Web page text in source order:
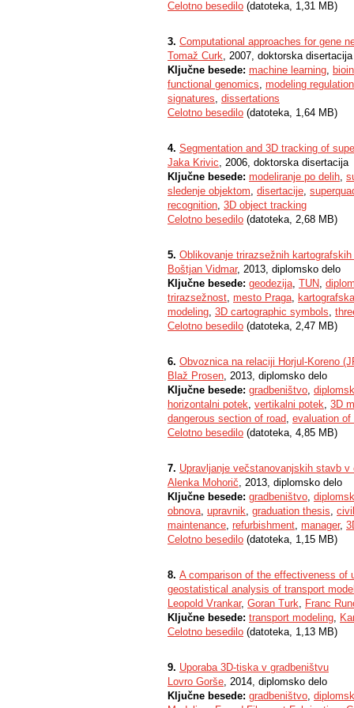
Celotno besedilo (datoteka, 1,31 MB)
3. Computational approaches for gene
Tomaž Curk, 2007, doktorska disertacija
Ključne besede: machine learning,
functional genomics, modeling
signatures, dissertations
Celotno besedilo (datoteka, 1,64 MB)
4. Segmentation and 3D tracking of
Jaka Krivic, 2006, doktorska disertacija
Ključne besede: modeliranje po delih,
sledenje objektom, disertacije,
recognition, 3D object tracking
Celotno besedilo (datoteka, 2,68 MB)
5. Oblikovanje trirazsežnih
Boštjan Vidmar, 2013, diplomsko delo
Ključne besede: geodezija, TUN,
trirazsežnost, mesto Praga,
modeling, 3D cartographic symbols,
Celotno besedilo (datoteka, 2,47 MB)
6. Obvoznica na relaciji Horjul-Koreno
Blaž Prosen, 2013, diplomsko delo
Ključne besede: gradbeništvo,
horizontalni potek, vertikalni potek, 3D
dangerous section of road, evaluation
Celotno besedilo (datoteka, 4,85 MB)
7. Upravljanje večstanovanjskih stavb
Alenka Mohorič, 2013, diplomsko delo
Ključne besede: gradbeništvo,
obnova, upravnik, graduation thesis,
maintenance, refurbishment, manager,
Celotno besedilo (datoteka, 1,15 MB)
8. A comparison of the effectiveness of
geostatistical analysis of transport
Leopold Vrankar, Goran Turk, Franc
Ključne besede: transport modeling,
Celotno besedilo (datoteka, 1,13 MB)
9. Uporaba 3D-tiska v gradbeništvu
Lovro Gorše, 2014, diplomsko delo
Ključne besede: gradbeništvo,